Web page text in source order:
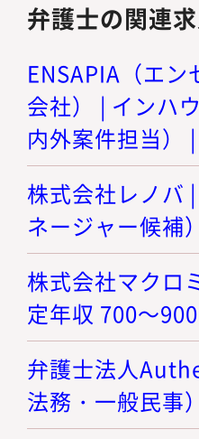
弁護士の関連
ENSAPIA（エ
会社） | インハ
内外案件担当）
株式会社レノバ
ネージャー候補
株式会社マクロ
定年収 700～
弁護士法人
法務・一般民事